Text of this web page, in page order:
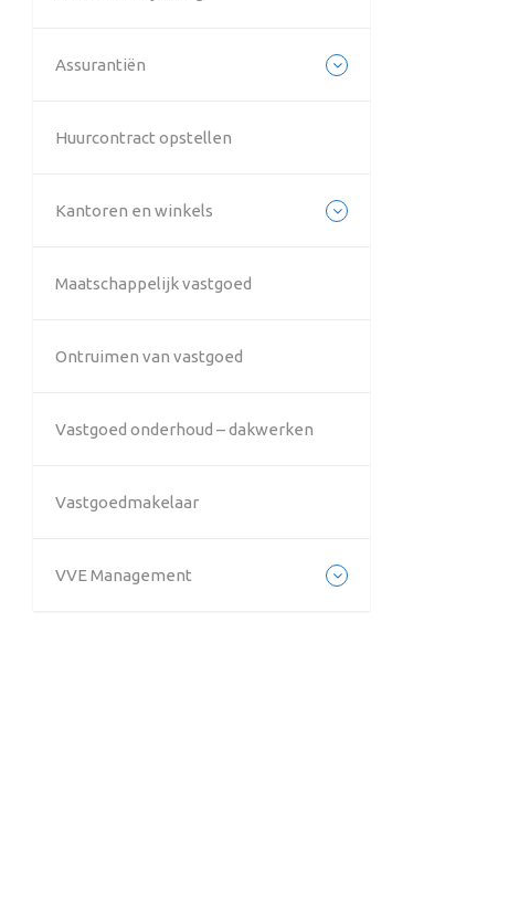
Assurantiën
Huurcontract opstellen
Kantoren en winkels
Maatschappelijk vastgoed
Ontruimen van vastgoed
Vastgoed onderhoud – dakwerken
Vastgoedmakelaar
VVE Management